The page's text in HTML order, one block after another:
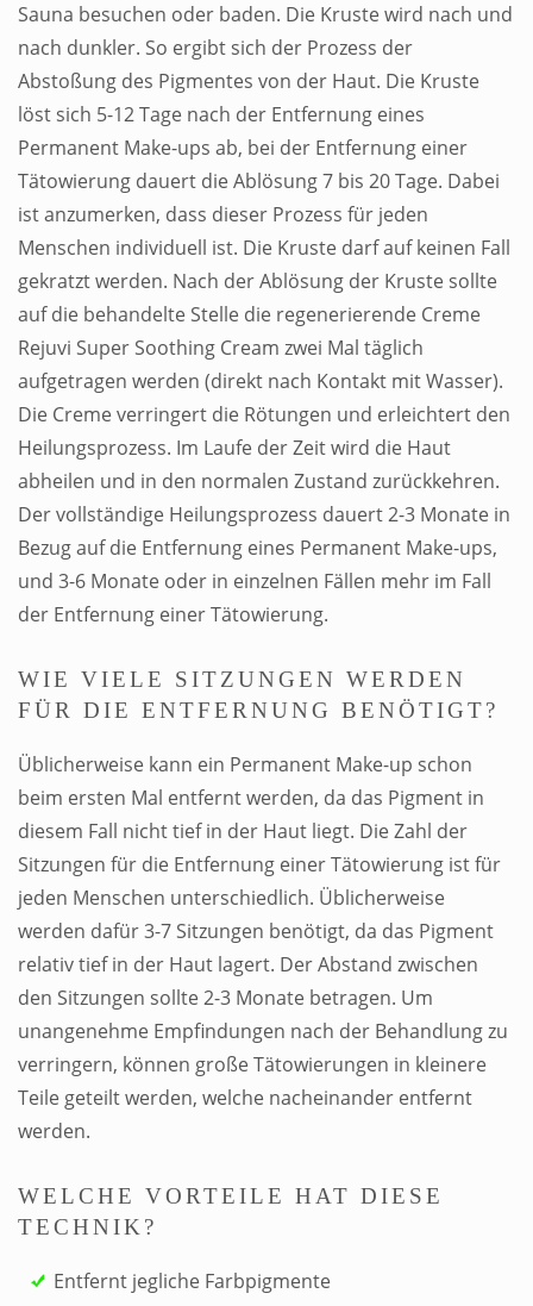
Sauna besuchen oder baden. Die Kruste wird nach und
nach dunkler. So ergibt sich der Prozess der
Abstoßung des Pigmentes von der Haut. Die Kruste
löst sich 5-12 Tage nach der Entfernung eines
Permanent Make-ups ab, bei der Entfernung einer
Tätowierung dauert die Ablösung 7 bis 20 Tage. Dabei
ist anzumerken, dass dieser Prozess für jeden
Menschen individuell ist. Die Kruste darf auf keinen Fall
gekratzt werden. Nach der Ablösung der Kruste sollte
auf die behandelte Stelle die regenerierende Creme
Rejuvi Super Soothing Cream zwei Mal täglich
aufgetragen werden (direkt nach Kontakt mit Wasser).
Die Creme verringert die Rötungen und erleichtert den
Heilungsprozess. Im Laufe der Zeit wird die Haut
abheilen und in den normalen Zustand zurückkehren.
Der vollständige Heilungsprozess dauert 2-3 Monate in
Bezug auf die Entfernung eines Permanent Make-ups,
und 3-6 Monate oder in einzelnen Fällen mehr im Fall
der Entfernung einer Tätowierung.
WIE VIELE SITZUNGEN WERDEN
FÜR DIE ENTFERNUNG BENÖTIGT?
Üblicherweise kann ein Permanent Make-up schon
beim ersten Mal entfernt werden, da das Pigment in
diesem Fall nicht tief in der Haut liegt. Die Zahl der
Sitzungen für die Entfernung einer Tätowierung ist für
jeden Menschen unterschiedlich. Üblicherweise
werden dafür 3-7 Sitzungen benötigt, da das Pigment
relativ tief in der Haut lagert. Der Abstand zwischen
den Sitzungen sollte 2-3 Monate betragen. Um
unangenehme Empfindungen nach der Behandlung zu
verringern, können große Tätowierungen in kleinere
Teile geteilt werden, welche nacheinander entfernt
werden.
WELCHE VORTEILE HAT DIESE
TECHNIK?
Entfernt jegliche Farbpigmente